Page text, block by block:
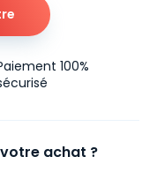
100%
achat ?